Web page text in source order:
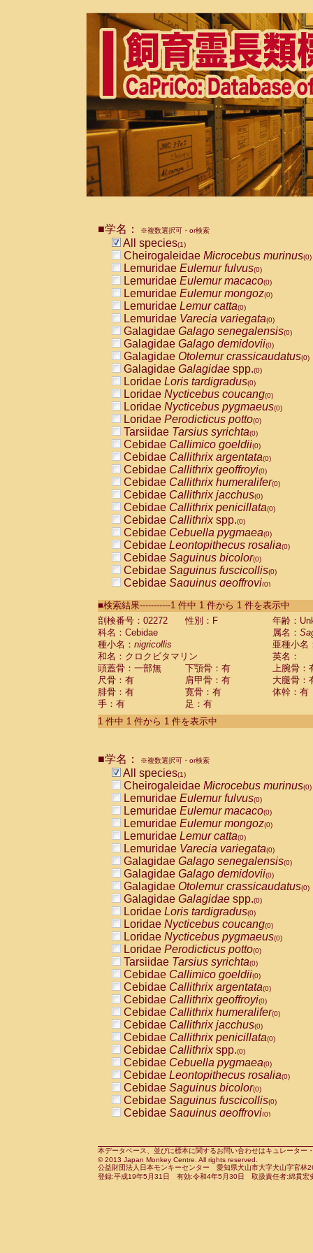
■学名： ※複数選択可・or検索
All species(1)
Cheirogaleidae Microcebus murinus(0)
Lemuridae Eulemur fulvus(0)
Lemuridae Eulemur macaco(0)
Lemuridae Eulemur mongoz(0)
Lemuridae Lemur catta(0)
Lemuridae Varecia variegata(0)
Galagidae Galago senegalensis(0)
Galagidae Galago demidovii(0)
Galagidae Otolemur crassicaudatus(0)
Galagidae Galagidae spp.(0)
Loridae Loris tardigradus(0)
Loridae Nycticebus coucang(0)
Loridae Nycticebus pygmaeus(0)
Loridae Perodicticus potto(0)
Tarsiidae Tarsius syrichta(0)
Cebidae Callimico goeldii(0)
Cebidae Callithrix argentata(0)
Cebidae Callithrix geoffroyi(0)
Cebidae Callithrix humeralifer(0)
Cebidae Callithrix jacchus(0)
Cebidae Callithrix penicillata(0)
Cebidae Callithrixspp.(0)
Cebidae Cebuella pygmaea(0)
Cebidae Leontopithecus rosalia(0)
Cebidae Saguinus bicolor(0)
Cebidae Saguinus fuscicollis(0)
Cebidae Saguinus geoffroyi(0)
CebidaeSaguinus labiatus(0)
Cebidae Saguinus leucopus (0)
Cebidae
CebidaeSaguinus mystax
CebidaeSaguinus nigricollis (1)
Cebidae Saguinus oedipus
Cebidae Saguinus weddelli
Cebidae Saguinusspp.
Cebidae Aotus trivirgatus
Cebidae Cebus albifrons
CebidaeCebus nigrivittatus
CebidaeCebus
CebidaeSaimiri boliviensis(0)
CebidaeSaimiri sciureus(0)
AtelidaeAlouatta caraya(0)
AtelidaeAlouatta fusca(0)
AtelidaeAlouatta seniculus
AtelidaeAlouattaspp.(0)
AtelidaeAteles belzebuth(0)
AtelidaeAteles geoffroyi(0)
AtelidaeAteles paniscus(0)
AtelidaeAtelesspp.(0)
Atelidae Lagothrix lagothricha
AtelidaeLagothrix lagothricha cana
PitheciidaeCacajao calvus
PitheciidaeCallicebus cupreus
PitheciidaeCallicebus donacophilus
PitheciidaeCallicebus moloch
PitheciidaeCallicebus torquatus
PitheciidaeCallicebusspp.(0)
PitheciidaeChiropotes satanas(0)
PitheciidaePithecia monachus
PitheciidaePithecia pithecia(0)
CercopithecidaeCercocebus agilis
CercopithecidaeCercocebus
CercopithecidaeCercocebus
CercopithecidaeCercocebus
CercopithecidaeCercocebus
CercopithecidaeCercocebushybrid
CercopithecidaePapio anubis(0)
CercopithecidaePapio cynocephalus
CercopithecidaePapio hamadryas(0)
■検索結果-----------1 件中 1 件から 1 件を表示中
剖検番号：02272
性別：F
年齢：
科名：Cebidae
属名：
種小名： nigricollis
亜種小名
和名：クロクビタマリン
英名：
頭蓋骨：一部無
下顎骨：有
上腕骨：
尺骨：有
肩甲骨：有
大腿骨：
腓骨：有
寛骨：有
体幹：有
手：有
足：有
1 件中 1 件から 1 件を表示中
■学名： ※複数選択可・or検索
All species(1)
Cheirogaleidae Microcebus murinus(0)
Lemuridae Eulemur fulvus(0)
Lemuridae Eulemur macaco(0)
Lemuridae Eulemur mongoz(0)
Lemuridae Lemur catta(0)
Lemuridae Varecia variegata(0)
Galagidae Galago senegalensis(0)
Galagidae Galago demidovii(0)
Galagidae Otolemur crassicaudatus(0)
Galagidae Galagidae spp.(0)
Loridae Loris tardigradus(0)
Loridae Nycticebus coucang(0)
Loridae Nycticebus pygmaeus(0)
Loridae Perodicticus potto(0)
Tarsiidae Tarsius syrichta(0)
Cebidae Callimico goeldii(0)
Cebidae Callithrix argentata(0)
Cebidae Callithrix geoffroyi(0)
Cebidae Callithrix humeralifer(0)
Cebidae Callithrix jacchus(0)
Cebidae Callithrix penicillata(0)
Cebidae Callithrixspp.(0)
Cebidae Cebuella pygmaea(0)
Cebidae Leontopithecus rosalia(0)
Cebidae Saguinus bicolor(0)
Cebidae Saguinus fuscicollis(0)
Cebidae Saguinus geoffroyi(0)
CebidaeSaguinus leucopus(0)
CebidaeSaguinus midas(0)
Cebidae Saguinus mystax(0)
本データベース、並びに標本に関するお問い合わせはキュレータ
© 2013 Japan Monkey Centre. All rights reserved.
公益財団法人日本モンキーセンター 愛知県犬山市大字犬山字官
登録:平成19年5月31日 有効:令和4年5月30日 取扱責任者:綿貫宏